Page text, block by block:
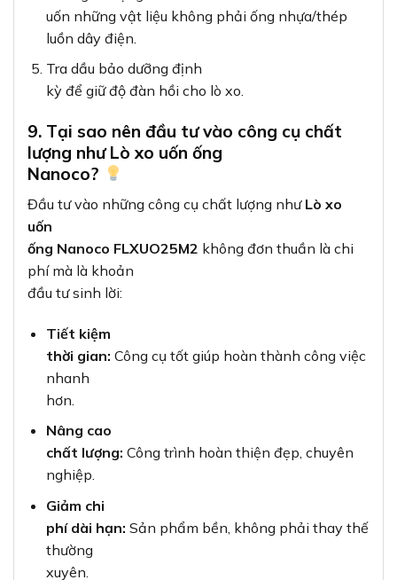
uốn những vật liệu không phải ống nhựa/thép
luồn dây điện.
Tra dầu bảo dưỡng định
kỳ để giữ độ đàn hồi cho lò xo.
9. Tại sao nên đầu tư vào công cụ chất
lượng như Lò xo uốn ống
Nanoco?
Đầu tư vào những công cụ chất lượng như Lò xo
uốn
ống Nanoco FLXUO25M2 không đơn thuần là chi
phí mà là khoản
đầu tư sinh lời:
Tiết kiệm
thời gian: Công cụ tốt giúp hoàn thành công việc
nhanh
hơn.
Nâng cao
chất lượng: Công trình hoàn thiện đẹp, chuyên
nghiệp.
Giảm chi
phí dài hạn: Sản phẩm bền, không phải thay thế
thường
xuyên.